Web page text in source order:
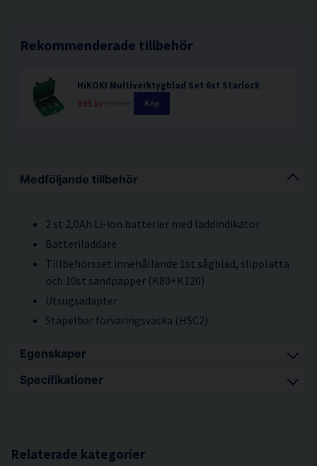
Medföljande tillbehör
2 st 2,0Ah Li-ion batterier med laddindikator
Batteriladdare
Tillbehörsset innehållande 1st sågblad, slipplatta
och 10st sandpapper (K80+K120)
Utsugsadapter
Stapelbar förvaringsväska (HSC2)
Egenskaper
En kompakt maskin med låg vikt, låga ljud- och
längre livslängd och minimalt underhåll för
Specifikationer
Ljudeffektnivå dB(A) 80
Relaterade kategorier
Rekommenderade tillbehör
HiKOKI Multiverktygblad Set 6st Starlock
995 kr Köp